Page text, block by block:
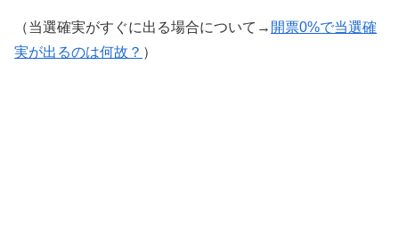
（当選確実がすぐに出る場合について→ 開票0%で当選確
実が出るのは何故？ ）